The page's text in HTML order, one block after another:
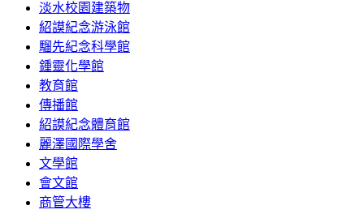
淡水校園建築物
紹謨紀念游泳館
騮先紀念科學館
鍾靈化學館
教育館
傳播館
紹謨紀念體育館
麗澤國際學舍
文學館
會文館
商管大樓